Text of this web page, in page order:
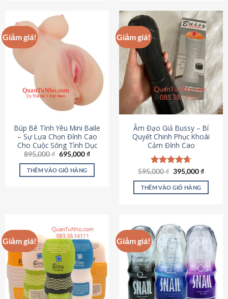
này
nhiều
biến
thể.
chọn
thể
chọn
trên
trang
sản
phẩm
Giảm giá!
Búp Bê Tình Yêu Mini Baile
– Sự Lựa Chọn Đỉnh Cao
Cho Cuộc Sống Tình Dục
895,000₫ Giá
là:
895,000 ₫.
695,000₫Giá
tại
THÊM VÀO GIỎ HÀNG
Giảm giá!
Âm Đạo Giả Bussy – Bí
Quyết Chinh Phục Khoái
Cảm Đỉnh Cao
Được xếp
hạng4.64
5 sao
595,000₫ Giá
là:
595,000 ₫.
395,000₫Giá
tại
THÊM VÀO GIỎ HÀNG
Giảm giá! Giảm giá!